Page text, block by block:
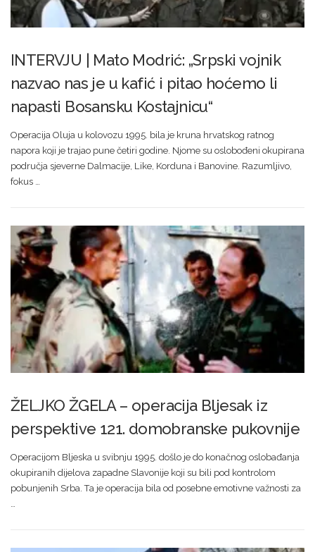
INTERVJU | Mato Modrić: „Srpski vojnik
nazvao nas je u kafić i pitao hoćemo li
napasti Bosansku Kostajnicu“
Operacija Oluja u kolovozu 1995. bila je kruna hrvatskog ratnog
napora koji je trajao pune četiri godine. Njome su oslobođeni okupirana
područja sjeverne Dalmacije, Like, Korduna i Banovine. Razumljivo,
fokus …
ŽELJKO ŽGELA – operacija Bljesak iz
perspektive 121. domobranske pukovnije
Operacijom Bljeska u svibnju 1995. došlo je do konačnog oslobađanja
okupiranih dijelova zapadne Slavonije koji su bili pod kontrolom
pobunjenih Srba. Ta je operacija bila od posebne emotivne važnosti za
…